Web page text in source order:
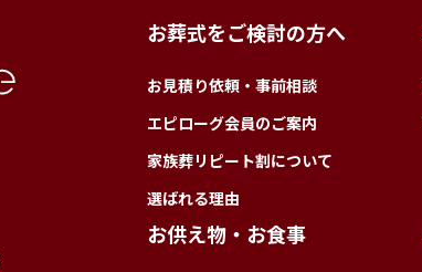
お葬式をご検討の方へ
お見積り依頼・事前相談
エピローグ会員のご案内
家族葬リピート割について
選ばれる理由
お供え物・お食事